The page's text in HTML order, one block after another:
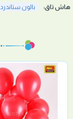
هاش تاق: بالون ستاندرد